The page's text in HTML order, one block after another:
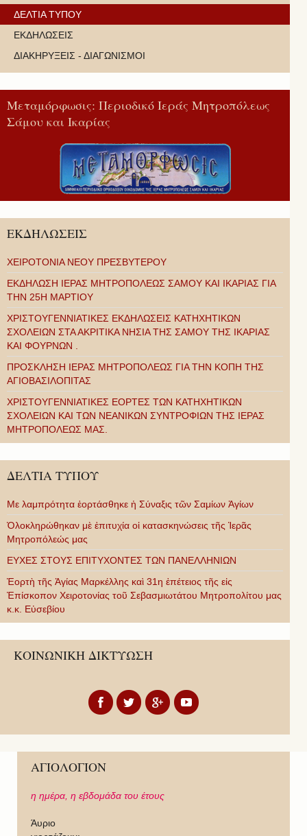
ΔΕΛΤΙΑ ΤΥΠΟΥ
ΕΚΔΗΛΩΣΕΙΣ
ΔΙΑΚΗΡΥΞΕΙΣ - ΔΙΑΓΩΝΙΣΜΟΙ
Μεταμόρφωσις: Περιοδικό Ιεράς Μητροπόλεως
Σάμου και Ικαρίας
ΕΚΔΗΛΩΣΕΙΣ
ΧΕΙΡΟΤΟΝΙΑ ΝΕΟΥ ΠΡΕΣΒΥΤΕΡΟΥ
ΕΚΔΗΛΩΣΗ ΙΕΡΑΣ ΜΗΤΡΟΠΟΛΕΩΣ ΣΑΜΟΥ ΚΑΙ ΙΚΑΡΙΑΣ ΓΙΑ
ΤΗΝ 25Η ΜΑΡΤΙΟΥ
ΧΡΙΣΤΟΥΓΕΝΝΙΑΤΙΚΕΣ ΕΚΔΗΛΩΣΕΙΣ ΚΑΤΗΧΗΤΙΚΩΝ
ΣΧΟΛΕΙΩΝ ΣΤΑ ΑΚΡΙΤΙΚΑ ΝΗΣΙΑ ΤΗΣ ΣΑΜΟΥ ΤΗΣ ΙΚΑΡΙΑΣ
ΚΑΙ ΦΟΥΡΝΩΝ .
ΠΡΟΣΚΛΗΣΗ ΙΕΡΑΣ ΜΗΤΡΟΠΟΛΕΩΣ ΓΙΑ ΤΗΝ ΚΟΠΗ ΤΗΣ
ΑΓΙΟΒΑΣΙΛΟΠΙΤΑΣ
ΧΡΙΣΤΟΥΓΕΝΝΙΑΤΙΚΕΣ ΕΟΡΤΕΣ ΤΩΝ ΚΑΤΗΧΗΤΙΚΩΝ
ΣΧΟΛΕΙΩΝ ΚΑΙ ΤΩΝ ΝΕΑΝΙΚΩΝ ΣΥΝΤΡΟΦΙΩΝ ΤΗΣ ΙΕΡΑΣ
ΜΗΤΡΟΠΟΛΕΩΣ ΜΑΣ.
ΔΕΛΤΙΑ ΤΥΠΟΥ
Με λαμπρότητα ἑορτάσθηκε ἡ Σύναξις τῶν Σαμίων Ἁγίων
Ὁλοκληρώθηκαν μὲ ἐπιτυχία οἱ κατασκηνώσεις τῆς Ἱερᾶς
Μητροπόλεώς μας
ΕΥΧΕΣ ΣΤΟΥΣ ΕΠΙΤΥΧΟΝΤΕΣ ΤΩΝ ΠΑΝΕΛΛΗΝΙΩΝ
Ἑορτὴ τῆς Ἁγίας Μαρκέλλης καὶ 31η ἐπέτειος τῆς εἰς
Ἐπίσκοπον Χειροτονίας τοῦ Σεβασμιωτάτου Μητροπολίτου μας
κ.κ. Εὐσεβίου
ΚΟΙΝΩΝΙΚΗ ΔΙΚΤΥΩΣΗ
ΑΓΙΟΛΟΓΙΟΝ
η ημέρα, η εβδομάδα του έτους
Άυριο